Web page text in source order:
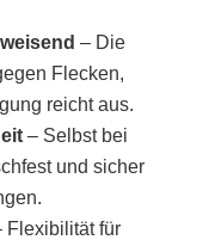
– Die
Flecken,
reicht aus.
– Selbst bei
und sicher
Flexibilität für